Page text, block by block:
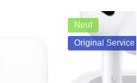
Neuf
Original Service